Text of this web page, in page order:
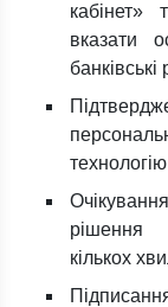
кабінет»
вказати
банківські
рішення
кількох